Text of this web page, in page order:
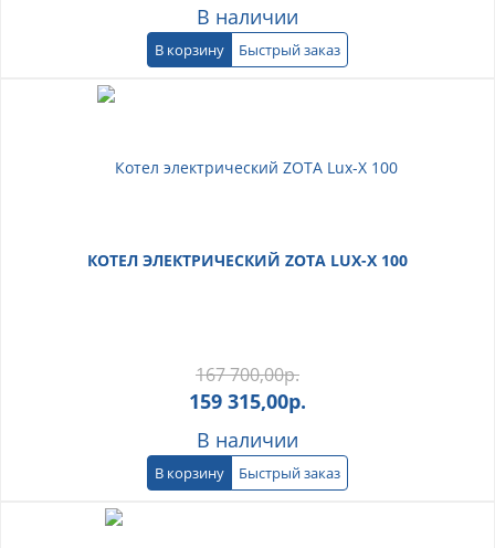
В наличии
В корзину Быстрый заказ
КОТЕЛ ЭЛЕКТРИЧЕСКИЙ ZOTA LUX-X 100
167 700,00р.
159 315,00р.
В наличии
В корзину Быстрый заказ